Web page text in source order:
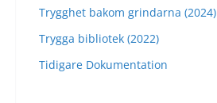
Trygghet bakom grindarna (2024)
Trygga bibliotek (2022)
Tidigare Dokumentation